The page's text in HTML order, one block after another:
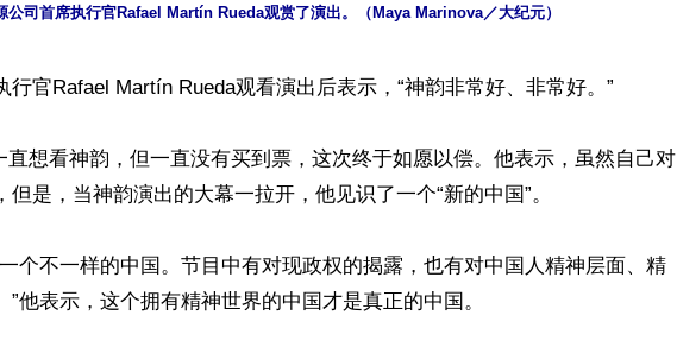
公司首席执行官Rafael Martín Rueda观赏了演出。（Maya Marinova／大纪元）
行官Rafael Martín Rueda观看演出后表示，“神韵非常好、非常好。”
直想看神韵，但一直没有买到票，这次终于如愿以偿。他表示，虽然自己对
但是，当神韵演出的大幕一拉开，他见识了一个“新的中国”。
个不一样的中国。节目中有对现政权的揭露，也有对中国人精神层面、精
”他表示，这个拥有精神世界的中国才是真正的中国。